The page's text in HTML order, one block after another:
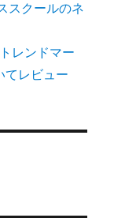
スクールのネ
レンドマー
レビュー